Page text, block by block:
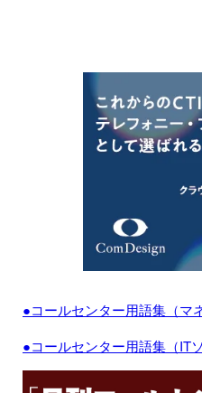
●コールセンター用語集（マ
●コールセンター用語集（IT